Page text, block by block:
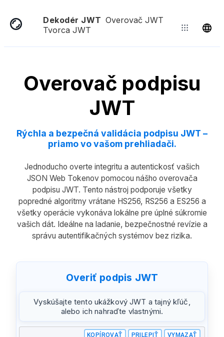
Dekodér JWT Overovač JWT
Tvorca JWT
Overovač podpisu
JWT
Rýchla a bezpečná validácia podpisu JWT –
priamo vo vašom prehliadači.
Jednoducho overte integritu a autentickosť vašich
JSON Web Tokenov pomocou nášho overovača
podpisu JWT. Tento nástroj podporuje všetky
popredné algoritmy vrátane HS256, RS256 a ES256 a
všetky operácie vykonáva lokálne pre úplné súkromie
vašich dát. Ideálne na ladanie, bezpečnostné revízie a
správu autentifikačných systémov bez rizika.
Overiť podpis JWT
Vyskúšajte tento ukážkový JWT a tajný kľúč,
alebo ich nahraďte vlastnými.
KOPÍROVAŤ PRILEPIŤ VYMAZAŤ